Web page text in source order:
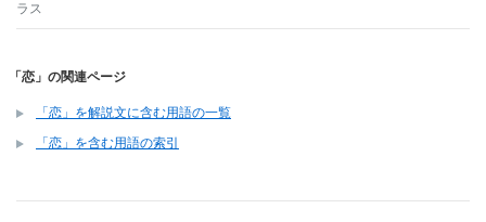
ラス
「恋」の関連ページ
「恋」を解説文に含む用語の一覧
「恋」を含む用語の索引